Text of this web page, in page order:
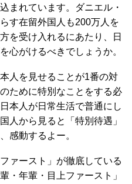
まれています。ダニエル・
す在留外国人も200万人を
を受け入れるにあたり、日
心がけるべきでしょうか。
人を見せることが1番の対
ために特別なことをする必
本人が日常生活で普通にし
人から見ると「特別待遇」
感動するよー。
ァースト」が徹底している
・年輩・目上ファースト」